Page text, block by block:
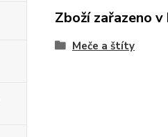
Zboží zařazeno
Meče a štíty